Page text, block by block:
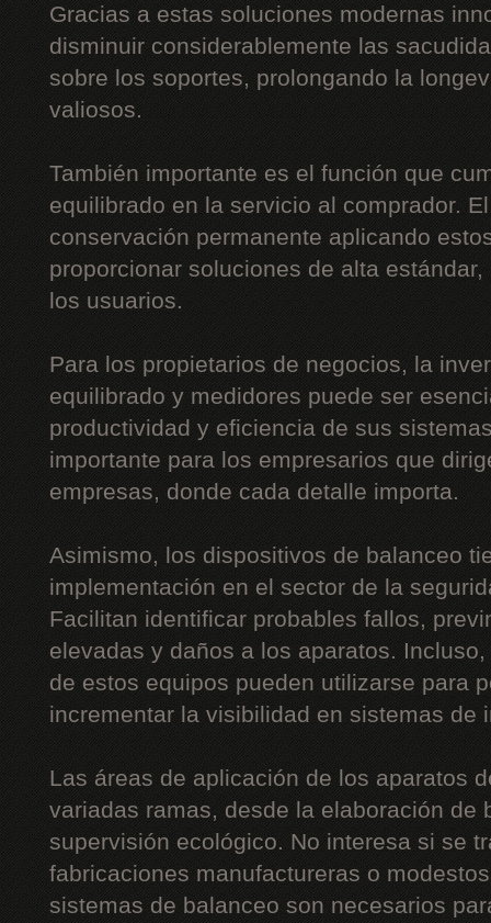
Gracias a estas soluciones modernas
disminuir considerablemente las
sobre los soportes, prolongando la
valiosos.
También importante es el función que
equilibrado en la servicio al comprador.
conservación permanente aplicando
proporcionar soluciones de alta
los usuarios.
Para los propietarios de negocios, la
equilibrado y medidores puede ser
productividad y eficiencia de sus
importante para los empresarios que
empresas, donde cada detalle importa.
Asimismo, los dispositivos de balanceo
implementación en el sector de la
Facilitan identificar probables fallos,
elevadas y daños a los aparatos.
de estos equipos pueden utilizarse para
incrementar la visibilidad en sistemas de
Las áreas de aplicación de los aparatos
variadas ramas, desde la elaboración de
supervisión ecológico. No interesa si se
fabricaciones manufactureras o
sistemas de balanceo son necesarios